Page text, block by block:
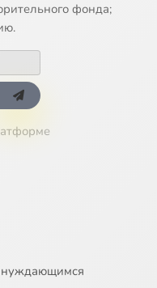
фонда;
нуждающимся